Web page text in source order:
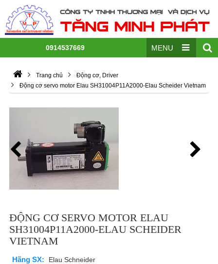
0914537669 MENU
Trang chủ
Động cơ, Driver
Động cơ servo motor Elau SH31004P11A2000-Elau Scheider Vietnam
ĐỘNG CƠ SERVO MOTOR ELAU
SH31004P11A2000-ELAU SCHEIDER
VIETNAM
Hãng SX: Elau Schneider